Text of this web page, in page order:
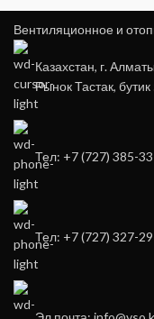
Вентиляционное и
Казахстан, г.
Рынок Тастак, бутик
Тел: +7 (727) 385-
Тел: +7 (727) 327-